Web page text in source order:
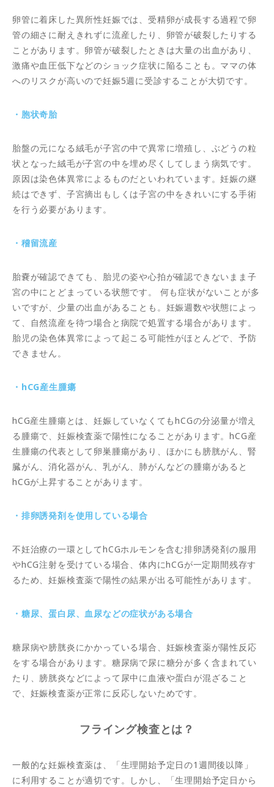
卵管に着床した異所性妊娠では、受精卵が成長する過程で卵
管の細さに耐えきれずに流産したり、卵管が破裂したりする
ことがあります。卵管が破裂したときは大量の出血があり、
激痛や血圧低下などのショック症状に陥ることも。ママの体
へのリスクが高いので妊娠5週に受診することが大切です。
・胞状奇胎
胎盤の元になる絨毛が子宮の中で異常に増殖し、ぶどうの粒
状となった絨毛が子宮の中を埋め尽くしてしまう病気です。
原因は染色体異常によるものだといわれています。妊娠の継
続はできず、子宮摘出もしくは子宮の中をきれいにする手術
を行う必要があります。
・稽留流産
胎嚢が確認できても、胎児の姿や心拍が確認できないまま子
宮の中にとどまっている状態です。 何も症状がないことが多
いですが、少量の出血があることも。妊娠週数や状態によっ
て、自然流産を待つ場合と病院で処置する場合があります。
胎児の染色体異常によって起こる可能性がほとんどで、予防
できません。
・hCG産生腫瘍
hCG産生腫瘍とは、妊娠していなくてもhCGの分泌量が増え
る腫瘍で、妊娠検査薬で陽性になることがあります。hCG産
生腫瘍の代表として卵巣腫瘍があり、ほかにも膀胱がん、腎
臓がん、消化器がん、乳がん、肺がんなどの腫瘍があると
hCGが上昇することがあります。
・排卵誘発剤を使用している場合
不妊治療の一環としてhCGホルモンを含む排卵誘発剤の服用
やhCG注射を受けている場合、体内にhCGが一定期間残存す
るため、妊娠検査薬で陽性の結果が出る可能性があります。
・糖尿、蛋白尿、血尿などの症状がある場合
糖尿病や膀胱炎にかかっている場合、妊娠検査薬が陽性反応
をする場合があります。糖尿病で尿に糖分が多く含まれてい
たり、膀胱炎などによって尿中に血液や蛋白が混ざること
で、妊娠検査薬が正常に反応しないためです。
フライング検査とは？
一般的な妊娠検査薬は、「生理開始予定日の1週間後以降」
に利用することが適切です。しかし、「生理開始予定日から